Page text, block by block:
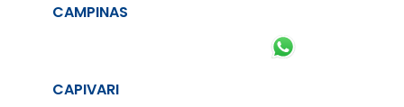
CAMPINAS
CAPIVARI